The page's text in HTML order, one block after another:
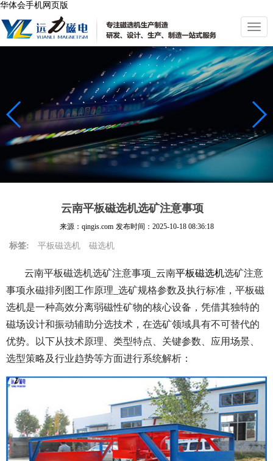
华体会手机网页版
切
换
导
航
云南平板磁选机选矿注意事项
来源：qingis.com 发布时间： 2025-10-18 08:36:18
标签: 平板磁选机 磁选机
云南平板磁选机选矿注意事项_云南平板磁选机选矿注意
事项永磁排列图工作原理_选矿规格参数及执行标准，平板磁
选机是一种高效分离弱磁性矿物的核心设备，凭借其独特的
磁场设计和振动辅助分选技术，在选矿领域具有不可替代的
优势。以下从技术原理、类型特点、关键参数、应用场景、
选型策略及行业趋势等方面进行系统解析：